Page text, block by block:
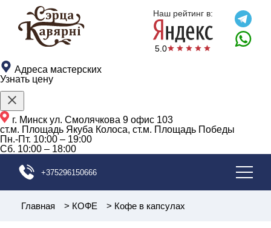
{{schemaOrganization}}
Наш рейтинг в:
5.0
Адреса мастерских
Узнать цену
г. Минск ул. Смолячкова 9 офис 103
ст.м. Площадь Якуба Колоса, ст.м. Площадь Победы
Пн.-Пт. 10:00 – 19:00
Сб. 10:00 – 18:00
+375296150666
Главная > КОФЕ > Кофе в капсулах